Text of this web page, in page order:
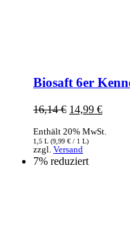
Biosaft 6er
16,14€ Ursprünglicher
war:
16,14 €
14,99 €
ist:
Enthält 20% MwSt.
1,5 L (9,99 € / 1 L)
zzgl. Versand
7% reduziert